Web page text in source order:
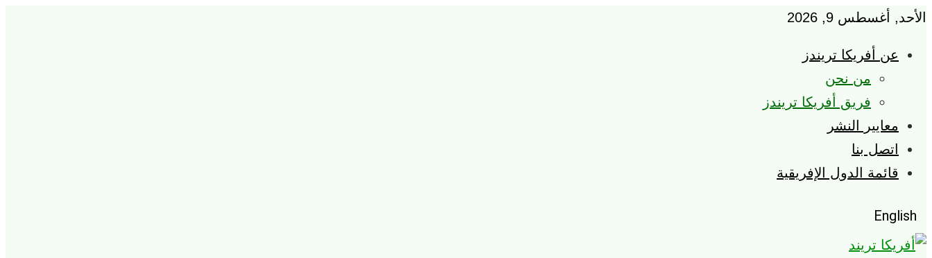
الأحد, أغسطس 9, 2026
عن أفريكا تريندز
من نحن
فريق أفريكا تريندز
معايير النشر
اتصل بنا
قائمة الدول الإفريقية
English